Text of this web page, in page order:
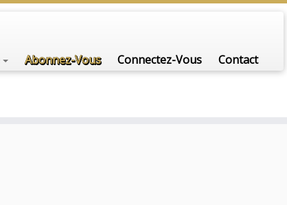
Abonnez-Vous Connectez-Vous Contact